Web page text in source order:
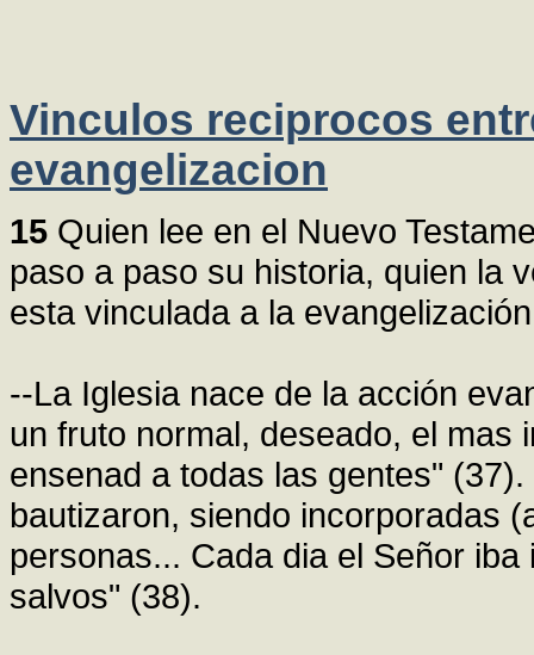
Vinculos reciprocos
evangelizacion
15 Quien lee en el Nuevo
paso a paso su historia, quien la
esta vinculada a la
--La Iglesia nace de la acción
un fruto normal, deseado, el mas
ensenad a todas las gentes"
bautizaron, siendo incorporadas
personas... Cada dia el Señor
salvos" (38).